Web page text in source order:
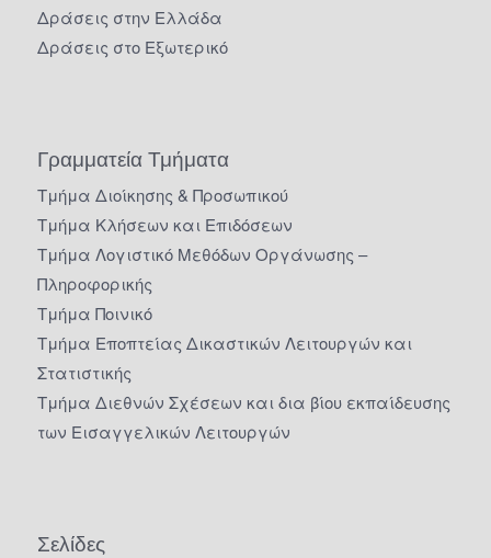
Δράσεις στην Ελλάδα
Δράσεις στο Εξωτερικό
Γραμματεία Τμήματα
Τμήμα Διοίκησης & Προσωπικού
Τμήμα Κλήσεων και Επιδόσεων
Τμήμα Λογιστικό Μεθόδων Οργάνωσης –
Πληροφορικής
Τμήμα Ποινικό
Τμήμα Εποπτείας Δικαστικών Λειτουργών και
Στατιστικής
Τμήμα Διεθνών Σχέσεων και δια βίου εκπαίδευσης
των Εισαγγελικών Λειτουργών
Σελίδες